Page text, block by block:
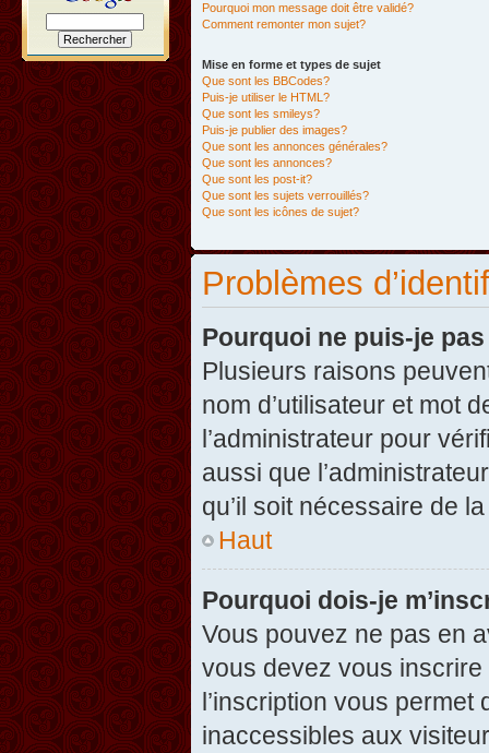
Pourquoi mon message doit être validé?
Comment remonter mon sujet?
Mise en forme et types de sujet
Que sont les BBCodes?
Puis-je utiliser le HTML?
Que sont les smileys?
Puis-je publier des images?
Que sont les annonces générales?
Que sont les annonces?
Que sont les post-it?
Que sont les sujets verrouillés?
Que sont les icônes de sujet?
Problèmes
Pourquoi ne puis-je
Plusieurs raisons
nom d’utilisateur et mot
l’administrateur pour
aussi que
qu’il soit nécessaire de
Haut
Pourquoi dois-je
Vous pouvez ne pas en
vous devez vous
l’inscription vous
inaccessibles aux